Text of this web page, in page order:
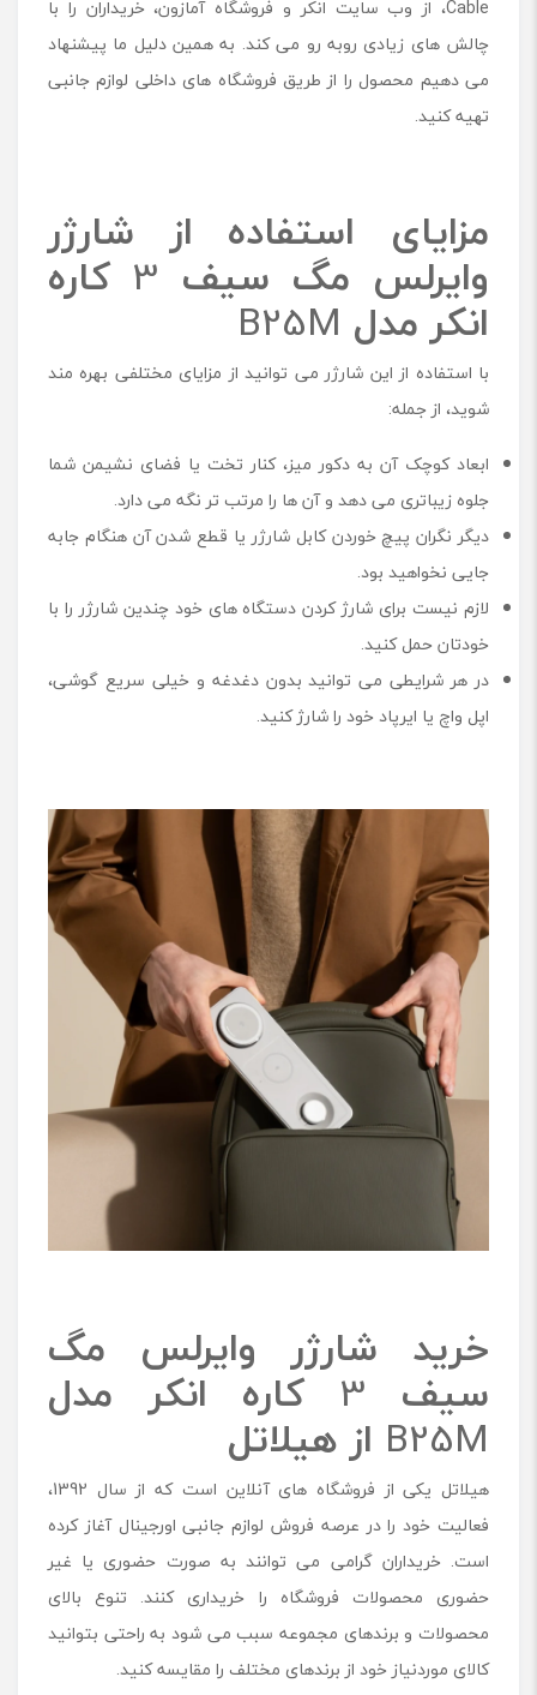
Cable، از وب سایت انکر و فروشگاه آمازون، خریداران را با
چالش های زیادی روبه رو می کند. به همین دلیل ما پیشنهاد
می دهیم محصول را از طریق فروشگاه های داخلی لوازم جانبی
تهیه کنید.
مزایای استفاده از شارژر
وایرلس مگ سیف 3 کاره
انکر مدل B25M
با استفاده از این شارژر می توانید از مزایای مختلفی بهره مند
شوید، از جمله:
ابعاد کوچک آن به دکور میز، کنار تخت یا فضای نشیمن شما
جلوه زیباتری می دهد و آن ها را مرتب تر نگه می دارد.
دیگر نگران پیچ خوردن کابل شارژر یا قطع شدن آن هنگام جابه
جایی نخواهید بود.
لازم نیست برای شارژ کردن دستگاه های خود چندین شارژر را با
خودتان حمل کنید.
در هر شرایطی می توانید بدون دغدغه و خیلی سریع گوشی،
اپل واچ یا ایرپاد خود را شارژ کنید.
خرید شارژر وایرلس مگ
سیف 3 کاره انکر مدل
B25M از هیلاتل
هیلاتل یکی از فروشگاه های آنلاین است که از سال 1392،
فعالیت خود را در عرصه فروش لوازم جانبی اورجینال آغاز کرده
است. خریداران گرامی می توانند به صورت حضوری یا غیر
حضوری محصولات فروشگاه را خریداری کنند. تنوع بالای
محصولات و برندهای مجموعه سبب می شود به راحتی بتوانید
کالای موردنیاز خود از برندهای مختلف را مقایسه کنید.